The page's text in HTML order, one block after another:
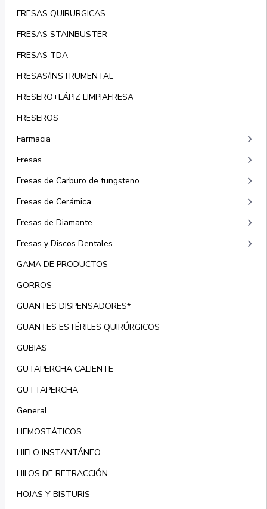
FRESAS QUIRURGICAS
FRESAS STAINBUSTER
FRESAS TDA
FRESAS/INSTRUMENTAL
FRESERO+LÁPIZ LIMPIAFRESA
FRESEROS
Farmacia
keyboard_arrow_right
Fresas keyboard_arrow_right
Fresas de Carburo de tungsteno keyboard_arrow_right
Fresas de Cerámica keyboard_arrow_right
Fresas de Diamante keyboard_arrow_right
Fresas y Discos Dentales keyboard_arrow_right
GAMA DE PRODUCTOS
GORROS
GUANTES DISPENSADORES*
GUANTES ESTÉRILES QUIRÚRGICOS
GUBIAS
GUTAPERCHA CALIENTE
GUTTAPERCHA
General
HEMOSTÁTICOS
HIELO INSTANTÁNEO
HILOS DE RETRACCIÓN
HOJAS Y BISTURIS